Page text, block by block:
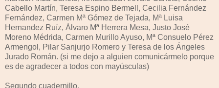
Cabello Martín, Teresa Espino Bermell, Cecilia Fernández
Fernández, Carmen Mª Gómez de Tejada, Mª Luisa
Hernandez Ruíz, Álvaro Mª Herrera Mesa, Justo José
Moreno Médrida, Carmen Murillo Ayuso, Mª Consuelo Pérez
Armengol, Pilar Sanjurjo Romero y Teresa de los Ángeles
Jurado Román. (si me dejo a alguien comunicármelo porque
es de agradecer a todos con mayúsculas)
Segundo cuadernillo.